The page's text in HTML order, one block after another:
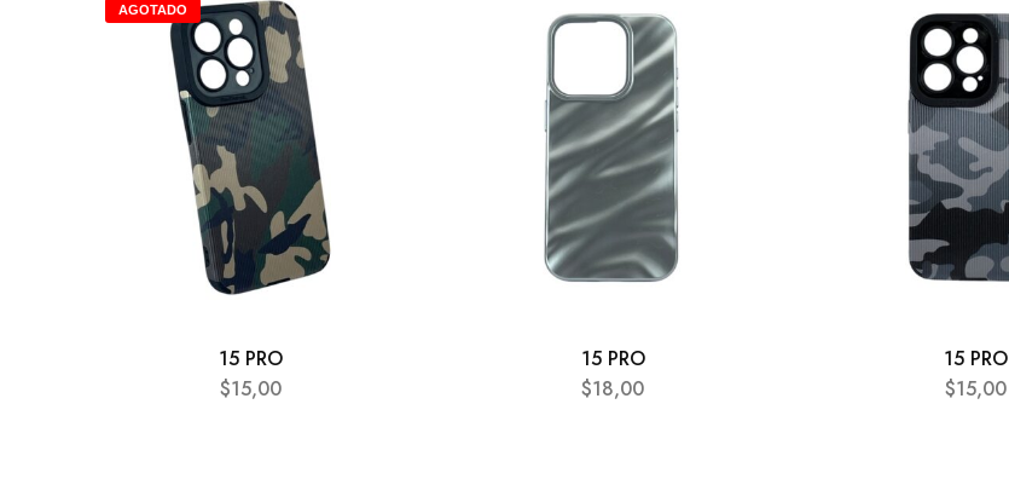
AGOTADO
15 PRO
$15,00
15 PRO
$18,00
15 PRO
$15,00